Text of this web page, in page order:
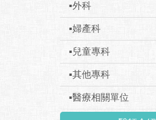
▪外科
▪婦產科
▪兒童專科
▪其他專科
▪醫療相關單位